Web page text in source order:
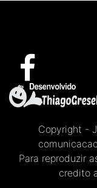
Copyright -
Para reproduzir
credito